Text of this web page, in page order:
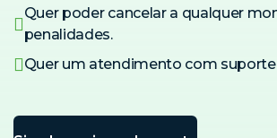
Quer poder cancelar a qualquer
penalidades.
Quer um atendimento com